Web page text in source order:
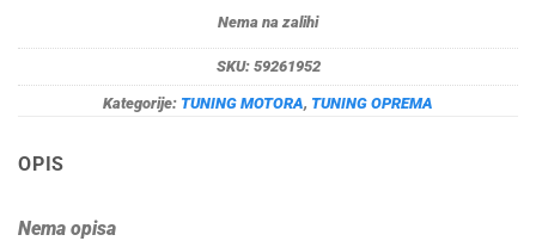
Nema na zalihi
SKU: 59261952
Kategorije: TUNING MOTORA, TUNING OPREMA
OPIS
Nema opisa